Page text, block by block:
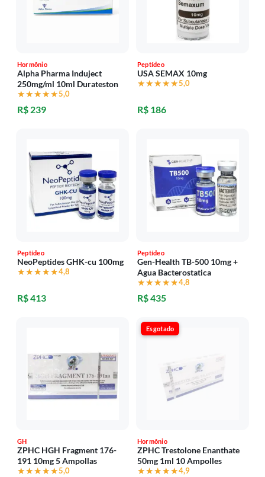
Hormônio
Alpha Pharma Induject
250mg/ml 10ml Durateston
★★★★★
★★★★★5,0
R$ 239
Peptídeo
USA SEMAX 10mg
★★★★★
★★★★★5,0
R$ 186
Peptídeo
NeoPeptides GHK-cu 100mg
★★★★★
★★★★★4,8
R$ 413
Peptídeo
Gen-Health TB-500 10mg +
Agua Bacterostatica
★★★★★
★★★★★4,8
R$ 435
GH
ZPHC HGH Fragment 176-
191 10mg 5 Ampollas
★★★★★
★★★★★5,0
Esgotado
Hormônio
ZPHC Trestolone Enanthate
50mg 1ml 10 Ampolles
★★★★★
★★★★★4,9